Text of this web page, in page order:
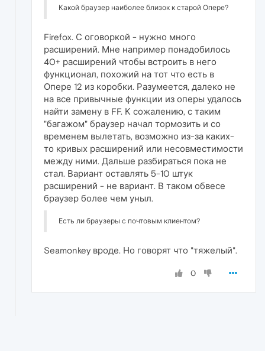
Какой браузер наиболее близок к старой Опере?
Firefox. С оговоркой - нужно много
расширений. Мне например понадобилось
40+ расширений чтобы встроить в него
функционал, похожий на тот что есть в
Опере 12 из коробки. Разумеется, далеко не
на все привычные функции из оперы удалось
найти замену в FF. К сожалению, с таким
"багажом" браузер начал тормозить и со
временем вылетать, возможно из-за каких-
то кривых расширений или несовместимости
между ними. Дальше разбираться пока не
стал. Вариант оставлять 5-10 штук
расширений - не вариант. В таком обвесе
браузер более чем уныл.
Есть ли браузеры с почтовым клиентом?
Seamonkey вроде. Но говорят что "тяжелый".
0